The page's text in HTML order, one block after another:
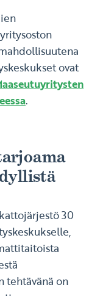
ovat
.
30
tehtävänä on